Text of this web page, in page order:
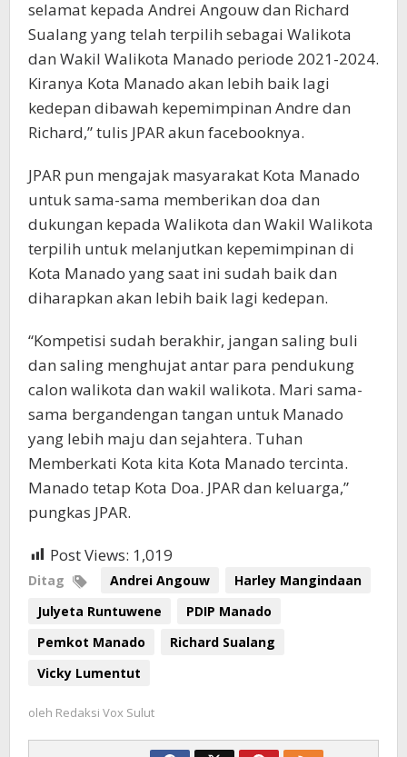
selamat kepada Andrei Angouw dan Richard
Sualang yang telah terpilih sebagai Walikota
dan Wakil Walikota Manado periode 2021-2024.
Kiranya Kota Manado akan lebih baik lagi
kedepan dibawah kepemimpinan Andre dan
Richard,” tulis JPAR akun facebooknya.
JPAR pun mengajak masyarakat Kota Manado
untuk sama-sama memberikan doa dan
dukungan kepada Walikota dan Wakil Walikota
terpilih untuk melanjutkan kepemimpinan di
Kota Manado yang saat ini sudah baik dan
diharapkan akan lebih baik lagi kedepan.
“Kompetisi sudah berakhir, jangan saling buli
dan saling menghujat antar para pendukung
calon walikota dan wakil walikota. Mari sama-
sama bergandengan tangan untuk Manado
yang lebih maju dan sejahtera. Tuhan
Memberkati Kota kita Kota Manado tercinta.
Manado tetap Kota Doa. JPAR dan keluarga,”
pungkas JPAR.
Post Views: 1,019
Ditag Andrei Angouw
Harley Mangindaan
Julyeta Runtuwene
PDIP Manado
Pemkot Manado
Richard Sualang
Vicky Lumentut
oleh Redaksi Vox Sulut